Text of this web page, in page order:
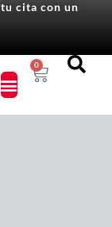
cita con un
0